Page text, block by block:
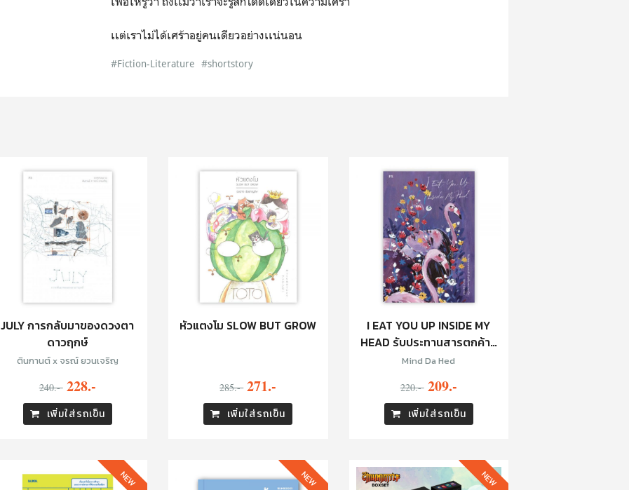
เเต่เราไม่ได้เศร้าอยู่คนเดียวอย่างเเน่นอน
#Fiction-Literature #shortstory
JULY การกลับมาของดวงตา
ดาวฤกษ์
ตินกานต์ x จรณ์ ยวนเจริญ
240.- 228.-
เพิ่มใส่รถเข็น
หัวแตงโม SLOW BUT GROW
285.- 271.-
เพิ่มใส่รถเข็น
I EAT YOU UP INSIDE MY
HEAD รับประทานสารตกค้าง
ในกลีบดอกปอกเปิก
Mind​ Da​ Hed
220.- 209.-
เพิ่มใส่รถเข็น
NEW NEW NEW